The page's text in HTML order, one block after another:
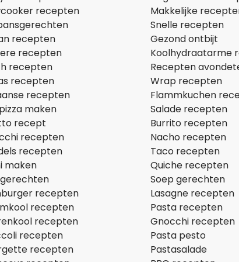
recepten
recepten
recepten
recepten
recepten
recepten
maken
recept
recepten
recepten
maken
gerechten
recepten
recepten
recepten
recepten
recepten
Makkelijke
Snelle recepten
Gezond ontbijt
Koolhydraatarme
Recepten
Wrap recepten
Flammkuchen
Salade recepten
Burrito recepten
Nacho recepten
Taco recepten
Quiche recepten
Soep gerechten
Lasagne recepten
Pasta recepten
Gnocchi recepten
Pasta pesto
Pastasalade